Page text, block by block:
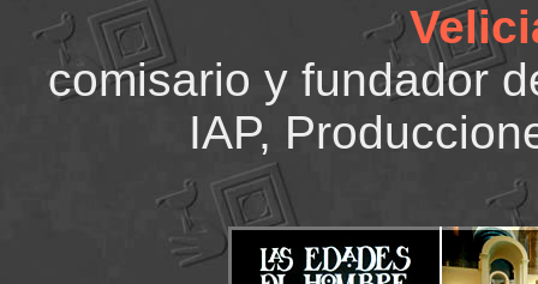
comisario y fundador
IAP,